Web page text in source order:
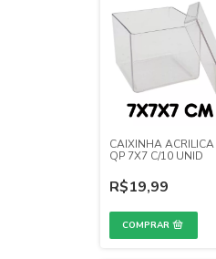
CAIXINHA ACRILICA
QP 7X7 C/10 UNID
R$19,99